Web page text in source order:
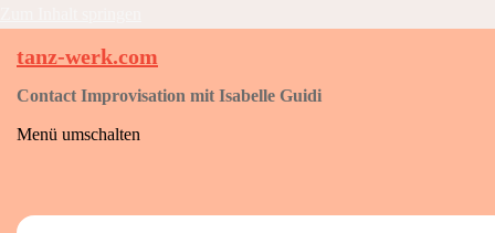
tanz-werk.com
Contact Improvisation mit Isabelle Guidi
Menü umschalten